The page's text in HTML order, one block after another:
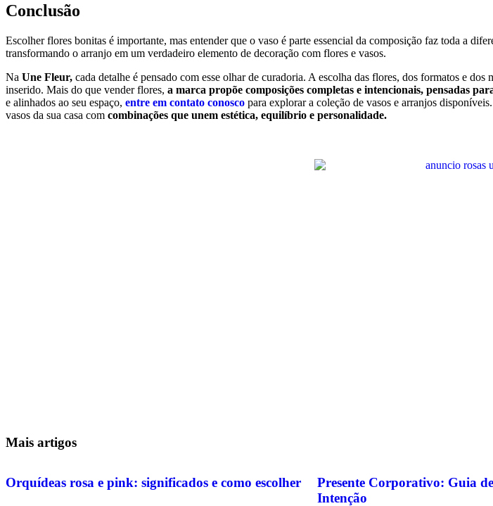
Conclusão
Escolher flores bonitas é importante, mas entender que o vaso é parte essencial da composição faz toda a
transformando o arranjo em um verdadeiro elemento de decoração com flores e vasos.
Na Une Fleur, cada detalhe é pensado com esse olhar de curadoria. A escolha das flores, dos formatos e
inserido. Mais do que vender flores, a marca propõe composições completas e intencionais, pensadas
e alinhados ao seu espaço, entre em contato conosco para explorar a coleção de vasos e arranjos
vasos da sua casa com combinações que unem estética, equilíbrio e personalidade.
Mais artigos
Orquídeas rosa e pink: significados e como escolher
Presente Corporativo: Guia
Intenção